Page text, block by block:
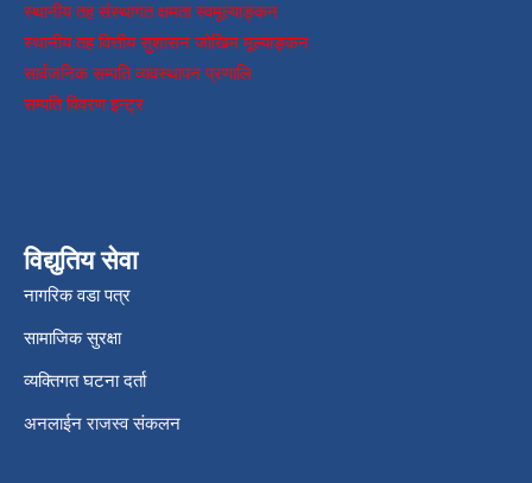
स्थानीय तह संस्थागत क्षमता स्वमूल्याङ्कन
स्थानीय तह वित्तीय सुशासन जोखिम मूल्याङ्कन
सार्वजनिक सम्पति व्यवस्थापन प्रणालि
सम्पति विवरण इन्ट्र
विद्युतिय सेवा
नागरिक वडा पत्र
सामाजिक सुरक्षा
व्यक्तिगत घटना दर्ता
अनलाईन राजस्व संकलन